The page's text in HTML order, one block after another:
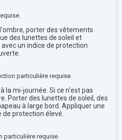
porter des vêtements
des lunettes de soleil et
un indice de protection
particulière requise.
la mi-journée. Si ce n'est pas
Porter des lunettes de soleil, des
à large bord. Appliquer une
protection élevé.
particulière requise.